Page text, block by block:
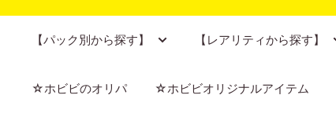
門【パック別から探す】 【レアリティから探す】
☆ホビビのオリパ ☆ホビビオリジナルアイテム